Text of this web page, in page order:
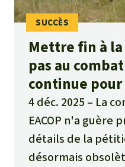
Mettre fin à
pas au
continue pour
4 déc. 2025
La
EACOP n'a guère
détails de la
désormais